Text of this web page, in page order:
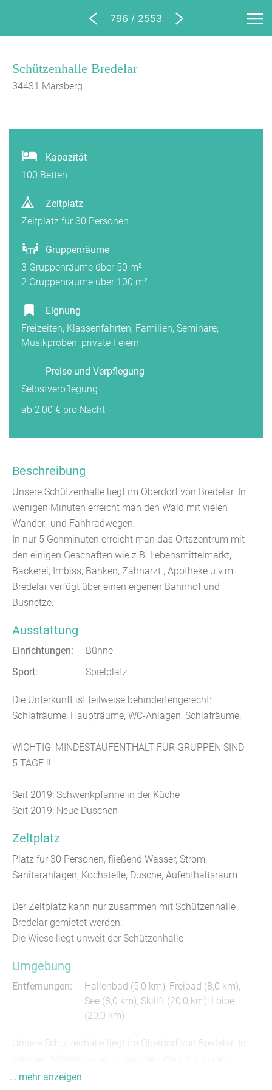
796 / 2553
Schützenhalle Bredelar
34431 Marsberg
1/16
Kapazität
100 Betten
Zeltplatz
Zeltplatz für 30 Personen
Gruppenräume
3 Gruppenräume über 50 m²
2 Gruppenräume über 100 m²
Eignung
Freizeiten, Klassenfahrten, Familien, Seminare,
Musikproben, private Feiern
Preise und Verpflegung
Selbstverpflegung
ab 2,00 € pro Nacht
Beschreibung
Unsere Schützenhalle liegt im Oberdorf von Bredelar. In
wenigen Minuten erreicht man den Wald mit vielen
Wander- und Fahhradwegen.
In nur 5 Gehminuten erreicht man das Ortszentrum mit
den einigen Geschäften wie z.B. Lebensmittelmarkt,
Bäckerei, Imbiss, Banken, Zahnarzt , Apotheke u.v.m.
Bredelar verfügt über einen eigenen Bahnhof und
Busnetze.
Ausstattung
Einrichtungen:
Bühne
Sport:
Spielplatz
Die Unterkunft ist teilweise behindertengerecht:
Schlafräume, Haupträume, WC-Anlagen, Schlafräume.
WICHTIG: MINDESTAUFENTHALT FÜR GRUPPEN SIND
5 TAGE !!
Seit 2019: Schwenkpfanne in der Küche
Seit 2019: Neue Duschen
Zeltplatz
Platz für 30 Personen, fließend Wasser, Strom,
Sanitäranlagen, Kochstelle, Dusche, Aufenthaltsraum
Der Zeltplatz kann nur zusammen mit Schützenhalle
Bredelar gemietet werden.
Die Wiese liegt unweit der Schützenhalle
Umgebung
Entfernungen: Hallenbad (5,0 km), Freibad (8,0 km),
See (8,0 km), Skilift (20,0 km), Loipe
(20,0 km)
Unsere Schützenhalle liegt im Oberdorf von Bredelar. In
Wander- und Fahhradwegen.
... mehr anzeigen